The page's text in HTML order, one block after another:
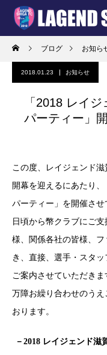
ブログ お知ら
2018.01.23 お知らせ
「2018 レイ
パーティー」
この度、レイジェンド
開幕を迎えるにあたり
パーティー」を開催させ
日頃から幣クラブにご
様、関係各社の皆様、
き、直接、選手・スタ
ご案内させていただきま
万障お繰り合わせのう
おります。
－2018 レイジェンド